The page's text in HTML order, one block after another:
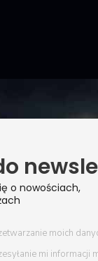
o nowościach,
moich
mi